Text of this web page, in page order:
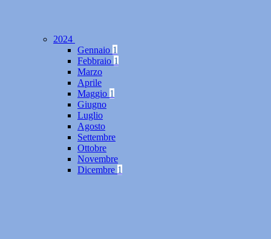
2024
Gennaio 1
Febbraio 1
Marzo
Aprile
Maggio 1
Giugno
Luglio
Agosto
Settembre
Ottobre
Novembre
Dicembre 1